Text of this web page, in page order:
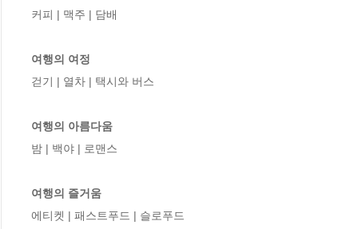
커피 | 맥주 | 담배
여행의 여정
걷기 | 열차 | 택시와 버스
여행의 아름다움
밤 | 백야 | 로맨스
여행의 즐거움
에티켓 | 패스트푸드 | 슬로푸드